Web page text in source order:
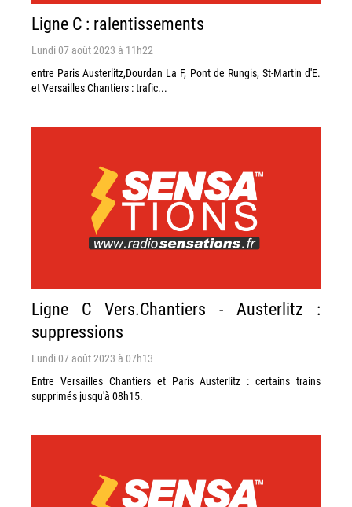
Ligne C : ralentissements
Lundi 07 août 2023 à 11h22
entre Paris Austerlitz,Dourdan La F, Pont de Rungis, St-Martin d'E.
et Versailles Chantiers : trafic...
Ligne C Vers.Chantiers - Austerlitz :
suppressions
Lundi 07 août 2023 à 07h13
Entre Versailles Chantiers et Paris Austerlitz : certains trains
supprimés jusqu'à 08h15.